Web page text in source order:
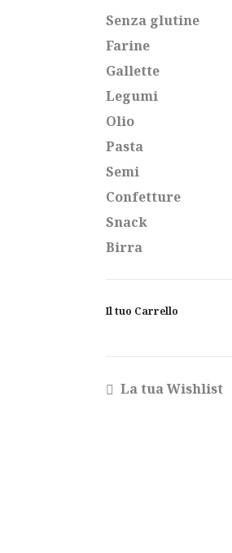
Senza glutine
Farine
Gallette
Legumi
Olio
Pasta
Semi
Confetture
Snack
Birra
Il tuo Carrello
La tua Wishlist